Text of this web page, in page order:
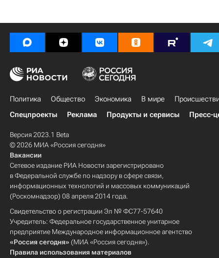
Политика Общество Экономика В мире
Спецпроекты
Реклама Продукты и сервисы Пресс-
Версия 2023.1 Beta
© 2026 МИА «Россия сегодня»
Вакансии
Сетевое издание РИА Новости зарегистрировано
в Федеральной службе по надзору в сфере связи,
информационных технологий и массовых коммуникаций
(Роскомнадзор) 08 апреля 2014 года.
Свидетельство о регистрации Эл № ФС77-57640
Учредитель: Федеральное государственное унитарное
предприятие Международное информационное агентство
«Россия сегодня» (МИА «Россия сегодня»).
Правила использования материалов